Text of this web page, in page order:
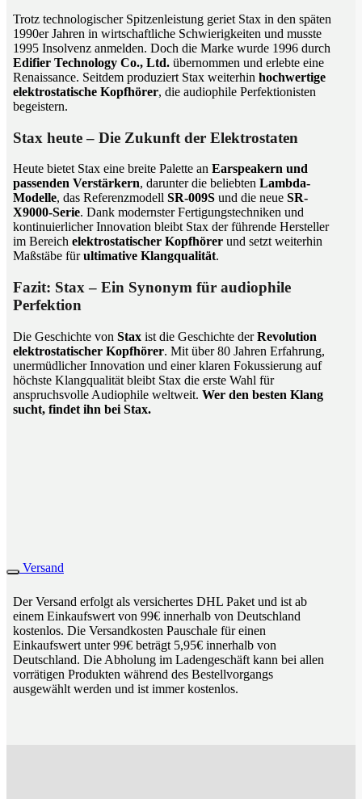
Trotz technologischer Spitzenleistung geriet Stax in den späten
1990er Jahren in wirtschaftliche Schwierigkeiten und musste
1995 Insolvenz anmelden. Doch die Marke wurde 1996 durch
Edifier Technology Co., Ltd. übernommen und erlebte eine
Renaissance. Seitdem produziert Stax weiterhin hochwertige
elektrostatische Kopfhörer, die audiophile Perfektionisten
begeistern.
Stax heute – Die Zukunft der Elektrostaten
Heute bietet Stax eine breite Palette an Earspeakern und
passenden Verstärkern, darunter die beliebten Lambda-
Modelle, das Referenzmodell SR-009S und die neue SR-
X9000-Serie. Dank modernster Fertigungstechniken und
kontinuierlicher Innovation bleibt Stax der führende Hersteller
im Bereich elektrostatischer Kopfhörer und setzt weiterhin
Maßstäbe fürultimative Klangqualität.
Fazit: Stax – Ein Synonym für audiophile
Perfektion
Die Geschichte von Stax ist die Geschichte derRevolution
elektrostatischer Kopfhörer. Mit über 80 Jahren Erfahrung,
unermüdlicher Innovation und einer klaren Fokussierung auf
höchste Klangqualität bleibt Stax die erste Wahl für
anspruchsvolle Audiophile weltweit. Wer den besten Klang
sucht, findet ihn bei Stax.
Versand
Der Versand erfolgt als versichertes DHL Paket und ist ab
einem Einkaufswert von 99€ innerhalb von Deutschland
kostenlos. Die Versandkosten Pauschale für einen
Einkaufswert unter 99€ beträgt 5,95€ innerhalb von
Deutschland. Die Abholung im Ladengeschäft kann bei allen
vorrätigen Produkten während des Bestellvorgangs
ausgewählt werden und ist immer kostenlos.